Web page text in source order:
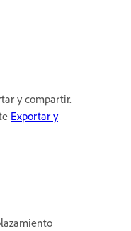
y compartir.
Exportar y